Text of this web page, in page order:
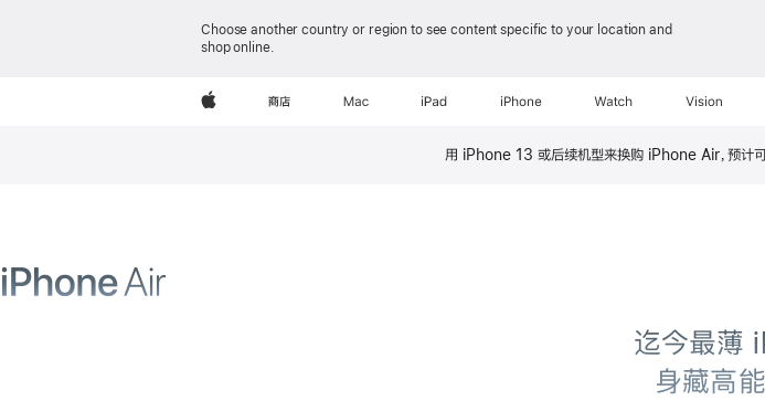
Choose another country or region to see content specific to your location and
shop online.
Apple 商店 Mac iPad iPhone Watch Vision
用 iPhone 13 或后续机型来换购 iPhone Air，预计
迄今最薄
身藏高能